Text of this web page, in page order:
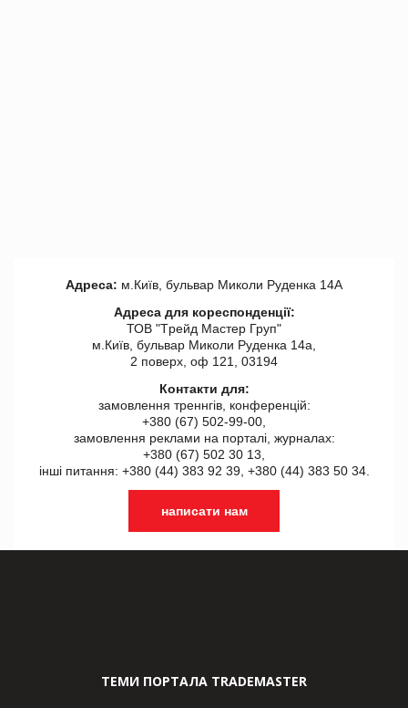
Адреса: м.Київ, бульвар Миколи Руденка 14А
Адреса для кореспонденції:
ТОВ "Tрейд Мастер Груп"
м.Київ, бульвар Миколи Руденка 14а,
2 поверх, оф 121, 03194
Контакти для:
замовлення треннгів, конференцій:
+380 (67) 502-99-00,
замовлення реклами на порталі, журналах:
+380 (67) 502 30 13,
інші питання: +380 (44) 383 92 39, +380 (44) 383 50 34.
написати нам
ТЕМИ ПОРТАЛА TRADEMASTER